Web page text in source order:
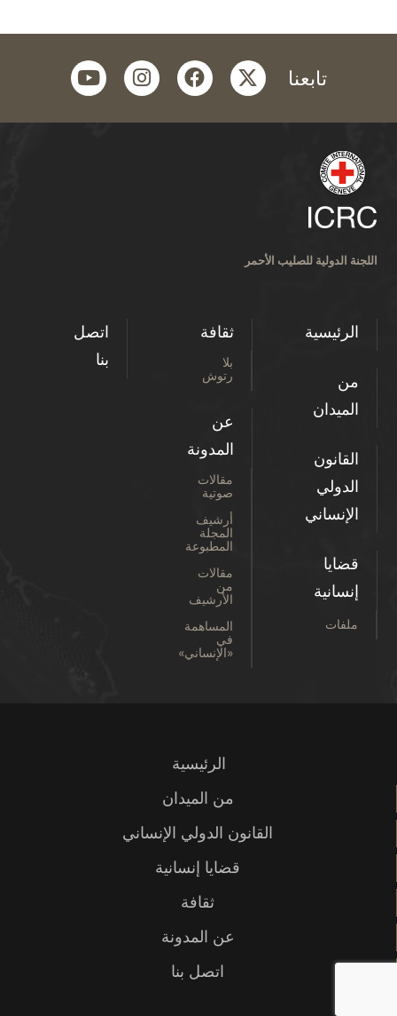
تابعنا twitter
facebook
instagram
youtube
اللجنة الدولية للصليب الأحمر
الرئيسية
من
الميدان
القانون
الدولي
الإنساني
قضايا
إنسانية
ملفات
ثقافة
بلا
رتوش
عن
المدونة
مقالات
صوتية
أرشيف
المجلة
المطبوعة
مقالات
من
الأرشيف
المساهمة
في
«الإنساني»
اتصل
بنا
الرئيسية
من الميدان
القانون الدولي الإنساني
قضايا إنسانية
ثقافة
عن المدونة
اتصل بنا